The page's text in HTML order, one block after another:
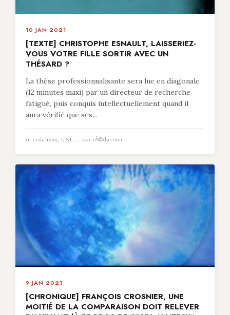
10 JAN 2021
[TEXTE] CHRISTOPHE ESNAULT, LAISSERIEZ-
VOUS VOTRE FILLE SORTIR AVEC UN
THÉSARD ?
La thèse professionnalisante sera lue en diagonale
(12 minutes maxi) par un directeur de recherche
fatigué, puis conquis intellectuellement quand il
aura vérifié que ses...
in créations, UNE — par rÃ©daction
9 JAN 2021
[CHRONIQUE] FRANÇOIS CROSNIER, UNE
MOITIÉ DE LA COMPARAISON DOIT RELEVER